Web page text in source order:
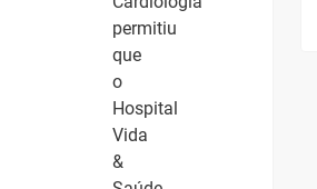
permitiu
que
o
Hospital
Vida
&